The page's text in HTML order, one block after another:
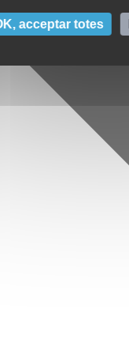
acceptar totes